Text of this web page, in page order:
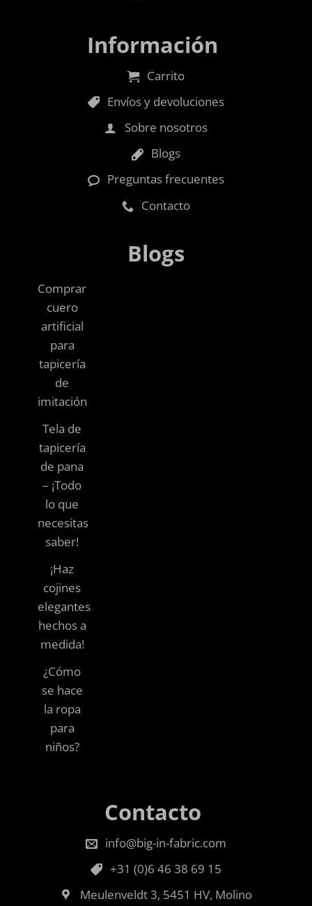
Información
Carrito
Envíos y devoluciones
Sobre nosotros
Blogs
Preguntas frecuentes
Contacto
Blogs
Comprar
cuero
artificial
para
tapicería
de
imitación
Tela de
tapicería
de pana
– ¡Todo
lo que
necesitas
saber!
¡Haz
cojines
elegantes
hechos a
medida!
¿Cómo
se hace
la ropa
para
niños?
Contacto
info@big-in-fabric.com
+31 (0)6 46 38 69 15
Meulenveldt 3, 5451 HV, Molino